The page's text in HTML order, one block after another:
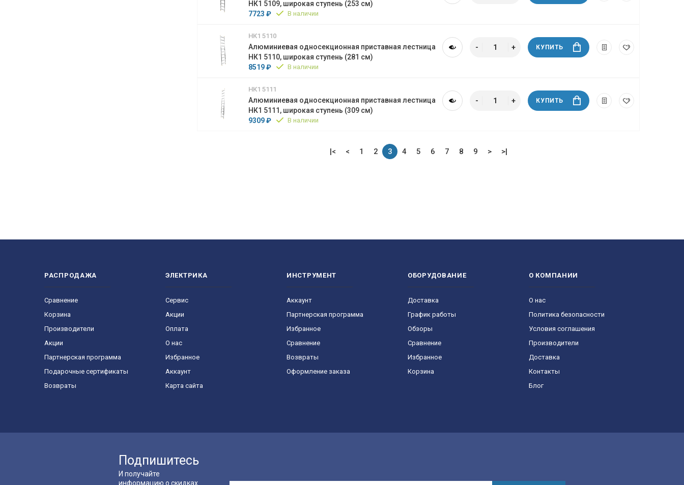
НК1 5109, широкая ступень (253 см)
7723 ₽
В наличии
НК1 5110
Алюминиевая односекционная приставная лестница
НК1 5110, широкая ступень (281 см)
8519 ₽
В наличии
КУПИТЬ
НК1 5111
Алюминиевая односекционная приставная лестница
НК1 5111, широкая ступень (309 см)
9309 ₽
В наличии
КУПИТЬ
|< < 1 2 3 4 5 6 7 8 9 > >|
РАСПРОДАЖА
Сравнение
Корзина
Производители
Акции
Партнерская программа
Подарочные сертификаты
Возвраты
ЭЛЕКТРИКА
Сервис
Акции
Оплата
О нас
Избранное
Аккаунт
Карта сайта
ИНСТРУМЕНТ
Аккаунт
Партнерская программа
Избранное
Сравнение
Возвраты
Оформление заказа
ОБОРУДОВАНИЕ
Доставка
График работы
Обзоры
Сравнение
Избранное
Корзина
О КОМПАНИИ
О нас
Политика безопасности
Условия соглашения
Производители
Доставка
Контакты
Блог
Подпишитесь
И получайте
информацию о скидках